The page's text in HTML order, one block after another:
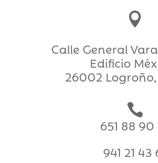

Calle General
Edificio
26002

651 88 90
941 21 43